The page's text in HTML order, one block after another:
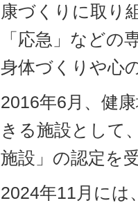
康づくりに取り
「応急」など
身体づくりや心
2016年6月、健
きる施設として
施設」の認定を
2024年11月には